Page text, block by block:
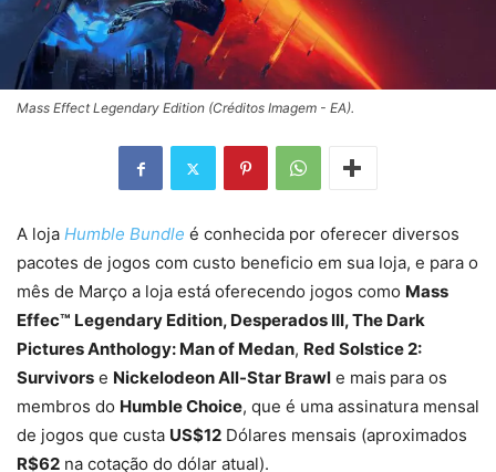
Mass Effect Legendary Edition (Créditos Imagem - EA).
A loja Humble Bundle é conhecida por oferecer diversos
pacotes de jogos com custo beneficio em sua loja, e para o
mês de Março a loja está oferecendo jogos como Mass
Effec™ Legendary Edition, Desperados III, The Dark
Pictures Anthology: Man of Medan, Red Solstice 2:
Survivors e Nickelodeon All-Star Brawl e mais para os
membros do Humble Choice, que é uma assinatura mensal
de jogos que custa US$12 Dólares mensais (aproximados
R$62 na cotação do dólar atual).